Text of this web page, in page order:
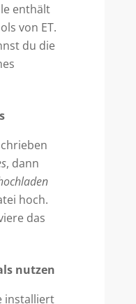
enthält
von ET.
du die
, dann
hoch.
das
nutzen
installiert